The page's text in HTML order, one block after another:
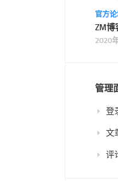
官方
ZM博
2020
管理
登
文
评